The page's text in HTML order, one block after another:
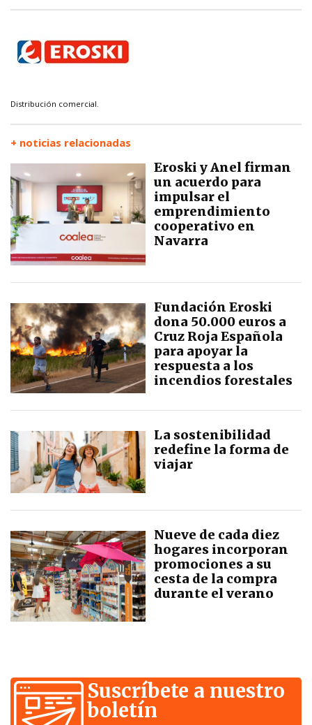
Distribución comercial.
+ noticias relacionadas
Eroski y Anel firman
un acuerdo para
impulsar el
emprendimiento
cooperativo en
Navarra
Fundación Eroski
dona 50.000 euros a
Cruz Roja Española
para apoyar la
respuesta a los
incendios forestales
La sostenibilidad
redefine la forma de
viajar
Nueve de cada diez
hogares incorporan
promociones a su
cesta de la compra
durante el verano
Suscríbete a nuestro
boletín